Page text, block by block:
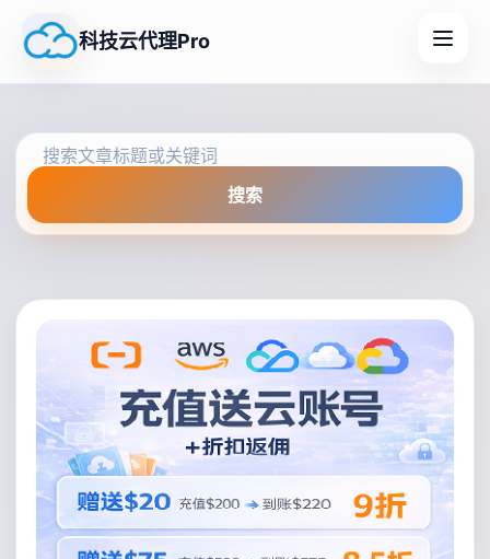
科技云代理Pro
搜索